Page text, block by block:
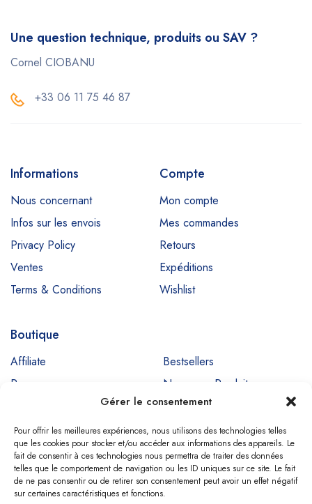
Gérer le consentement
Pour offrir les meilleures expériences, nous utilisons des technologies telles
que les cookies pour stocker et/ou accéder aux informations des appareils. Le
fait de consentir à ces technologies nous permettra de traiter des données
telles que le comportement de navigation ou les ID uniques sur ce site. Le fait
de ne pas consentir ou de retirer son consentement peut avoir un effet négatif
sur certaines caractéristiques et fonctions.
Une question technique, produits ou SAV ?
Cornel CIOBANU
+33 06 11 75 46 87
Informations
Nous concernant
Infos sur les envois
Privacy Policy
Ventes
Terms & Conditions
Compte
Mon compte
Mes commandes
Retours
Expéditions
Wishlist
Boutique
Affiliate
Bestsellers
Promos
Nouveaux Produits
Copyright © SIGNADENT. All Rights Reserved